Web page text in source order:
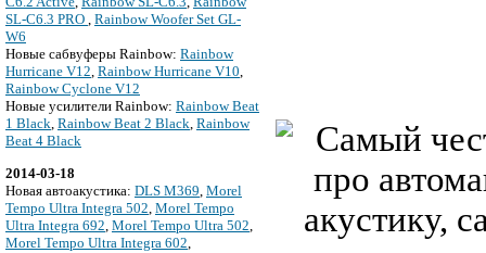
SL-C6.3 PRO , Rainbow Woofer Set GL-
W6
Новые сабвуферы Rainbow: Rainbow
Hurricane V12, Rainbow Hurricane V10,
Rainbow Cyclone V12
Новые усилители Rainbow: Rainbow Beat
1 Black, Rainbow Beat 2 Black, Rainbow
Beat 4 Black
2014-03-18
Новая автоакустика: DLS M369 Morel
Tempo Ultra Integra 502 Morel Tempo
Ultra Integra 692 Morel Tempo Ultra 502
Morel Tempo Ultra Integra 602